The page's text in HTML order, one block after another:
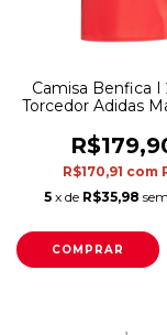
Camisa Benfica I
Torcedor Adidas
R$170,91 com
5 x de R$35,98
COMPRAR